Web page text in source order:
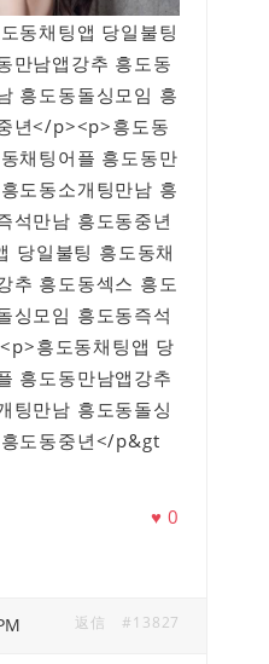
동채팅앱 당일불팅
만남앱강추 흥도동
흥도동돌싱모임 흥
년</p><p>흥도동
채팅어플 흥도동만
도동소개팅만남 흥
석만남 흥도동중년
당일불팅 흥도동채
추 흥도동섹스 흥도
싱모임 흥도동즉석
흥도동채팅앱 당
흥도동만남앱강추
팅만남 흥도동돌싱
도동중년</p&gt
♥0
#13827
返信